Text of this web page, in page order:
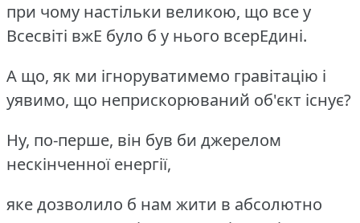
при чому настільки великою, що все у
Всесвіті вжЕ було б у нього всерЕдині.
А що, як ми ігноруватимемо гравітацію і
уявимо, що неприскорюваний об'єкт існує?
Ну, по-перше, він був би джерелом
нескінченної енергії,
яке дозволило б нам жити в абсолютно